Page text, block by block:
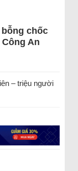
chốc
An
– triệu người